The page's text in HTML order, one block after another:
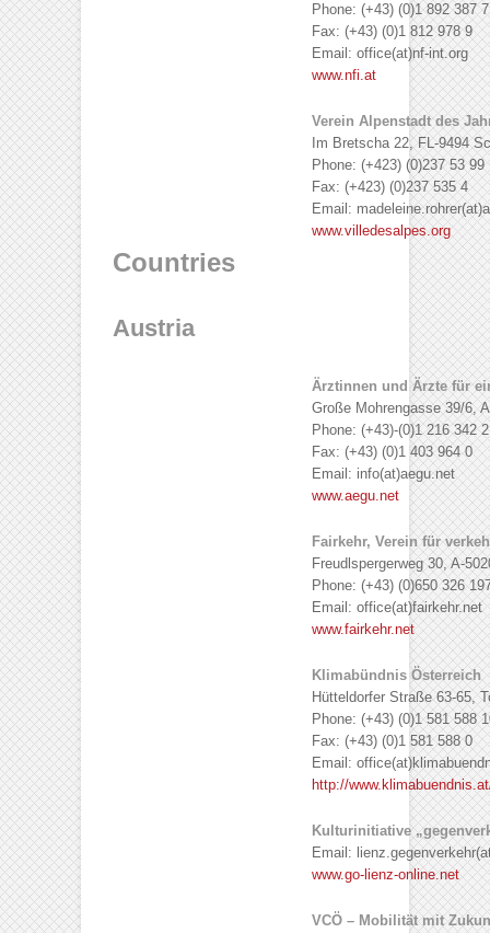
Phone: (+43) (0)1 892 387 7
Fax: (+43) (0)1 812 978 9
Email: office(at)nf-int.org
www.nfi.at
Verein Alpenstadt des
Im Bretscha 22, FL-9494
Phone: (+423) (0)237 53 99
Fax: (+423) (0)237 535 4
Email:
www.villedesalpes.org
Countries
Austria
Ärztinnen und Ärzte für
Große Mohrengasse 39/6,
Phone: (+43)-(0)1 216 342 2
Fax: (+43) (0)1 403 964 0
Email: info(at)aegu.net
www.aegu.net
Fairkehr, Verein für
Freudlspergerweg 30, A-
Phone: (+43) (0)650 326
Email: office(at)fairkehr.net
www.fairkehr.net
Klimabündnis Österreich
Hütteldorfer Straße 63-65,
Phone: (+43) (0)1 581 588
Fax: (+43) (0)1 581 588 0
Email:
http://
Kulturinitiative
Email:
www.go-lienz-online.net
VCÖ – Mobilität mit